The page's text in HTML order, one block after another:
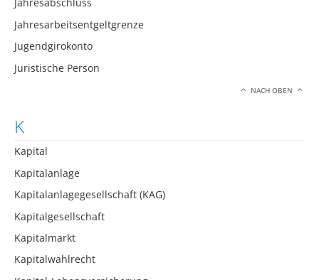
Jahresabschluss
Jahresarbeitsentgeltgrenze
Jugendgirokonto
Juristische Person
NACH OBEN
K
Kapital
Kapitalanlage
Kapitalanlagegesellschaft (KAG)
Kapitalgesellschaft
Kapitalmarkt
Kapitalwahlrecht